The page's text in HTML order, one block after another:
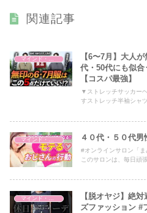
関連記事
マインド・哲学
【6〜7月】大人
代・50代にも似
【コスパ最強】
▼ストレッチサッカー
すストレッチ半袖シャ
マインド・哲学 ４０代・５０代男
#オンラインサロン「
このサロンは、毎日頑
マインド・哲学
【脱オヤジ】絶
ズファッション #